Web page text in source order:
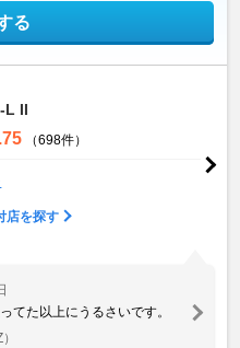
る
L II
（698件）
店を探す
てた以上にうるさいです。